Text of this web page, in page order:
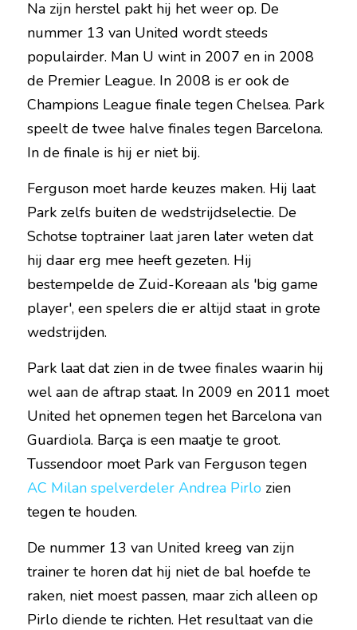
Na zijn herstel pakt hij het weer op. De
nummer 13 van United wordt steeds
populairder. Man U wint in 2007 en in 2008
de Premier League. In 2008 is er ook de
Champions League finale tegen Chelsea. Park
speelt de twee halve finales tegen Barcelona.
In de finale is hij er niet bij.
Ferguson moet harde keuzes maken. Hij laat
Park zelfs buiten de wedstrijdselectie. De
Schotse toptrainer laat jaren later weten dat
hij daar erg mee heeft gezeten. Hij
bestempelde de Zuid-Koreaan als 'big game
player', een spelers die er altijd staat in grote
wedstrijden.
Park laat dat zien in de twee finales waarin hij
wel aan de aftrap staat. In 2009 en 2011 moet
United het opnemen tegen het Barcelona van
Guardiola. Barça is een maatje te groot.
AC Milan spelverdeler Andrea Pirlo zien
tegen te houden.
De nummer 13 van United kreeg van zijn
trainer te horen dat hij niet de bal hoefde te
raken, niet moest passen, maar zich alleen op
Pirlo diende te richten. Het resultaat van die